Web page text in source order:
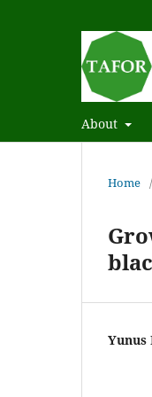
About
Home /
Yunus